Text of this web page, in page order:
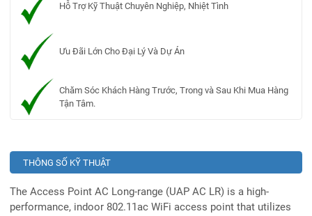
Hỗ Trợ Kỹ Thuật Chuyên Nghiệp, Nhiệt Tình
Ưu Đãi Lớn Cho Đại Lý Và Dự Án
Chăm Sóc Khách Hàng Trước, Trong và Sau Khi Mua Hàng
Tận Tâm.
THÔNG SỐ KỸ THUẬT
The Access Point AC Long-range (UAP AC LR) is a high-
performance, indoor 802.11ac WiFi access point that utilizes